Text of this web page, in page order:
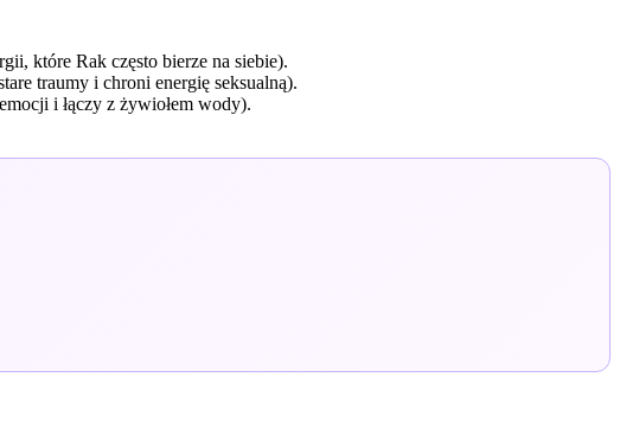
które Rak często bierze na siebie).
traumy i chroni energię seksualną).
i łączy z żywiołem wody).